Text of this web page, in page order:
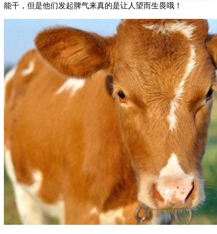
能干，但是他们发起脾气来真的是让人望而生畏哦！